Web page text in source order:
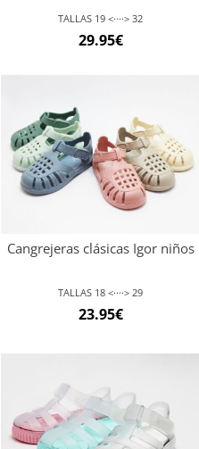
TALLAS 19 <····> 32
29.95€
Cangrejeras clásicas Igor niños
TALLAS 18 <····> 29
23.95€